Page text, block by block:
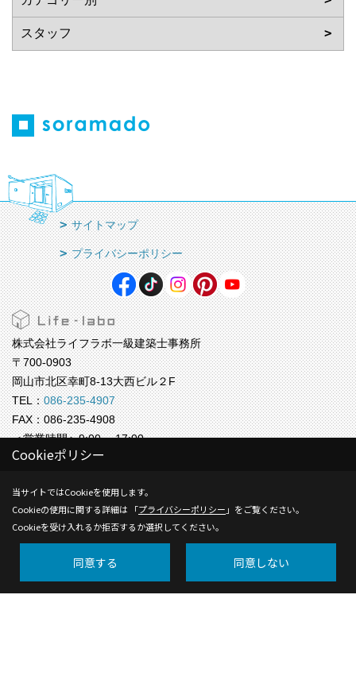
サイトマップ
プライバシーポリシー
株式会社ライフラボ一級建築士事務所
〒700-0903
岡山市北区幸町8-13大西ビル２F
TEL：086-235-4907
FAX：086-235-4908
＜営業時間＞9:00 ～17:00
＜定休日＞水曜
株式会社ライフラボ【福岡事務所】
〒812-0024
福岡市博多区綱場町4-11 ５F
TEL：092-409-9809
＜営業時間＞9:00 ～17:00
＜定休日＞水曜
Cookieポリシー
当サイトではCookieを使用します。
Cookieの使用に関する詳細は 「プライバシーポリシー 」をご覧ください。
Cookieを受け入れるか拒否するか選択してください。
同意する 同意しない